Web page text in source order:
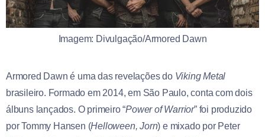
Imagem: Divulgação/Armored Dawn
Armored Dawn é uma das revelações do Viking Metal
brasileiro. Formado em 2014, em São Paulo, conta com dois
álbuns lançados. O primeiro “Power of Warrior” foi produzido
por Tommy Hansen (Helloween, Jorn) e mixado por Peter